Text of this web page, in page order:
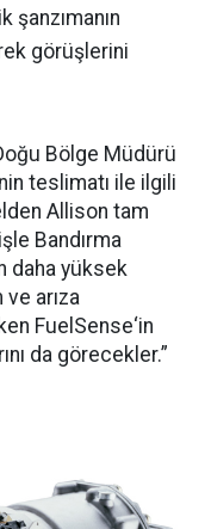
şanzımanın
görüşlerini
Bölge Müdürü
teslimatı ile ilgili
Allison tam
Bandırma
daha yüksek
arıza
FuelSense‘in
da görecekler.”